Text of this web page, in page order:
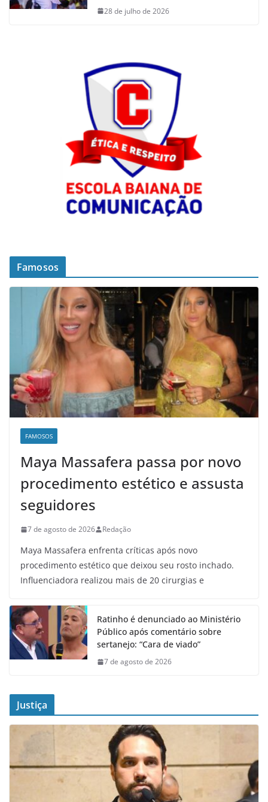
28 de julho de 2026
Famosos
FAMOSOS
Maya Massafera passa por novo
procedimento estético e assusta
seguidores
7 de agosto de 2026 Redação
Maya Massafera enfrenta críticas após novo
procedimento estético que deixou seu rosto inchado.
Influenciadora realizou mais de 20 cirurgias e
Ratinho é denunciado ao Ministério
Público após comentário sobre
sertanejo: “Cara de viado”
7 de agosto de 2026
Justiça